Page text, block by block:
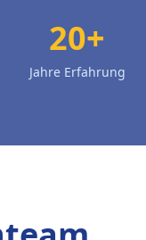
20+
Jahre Erfahrung